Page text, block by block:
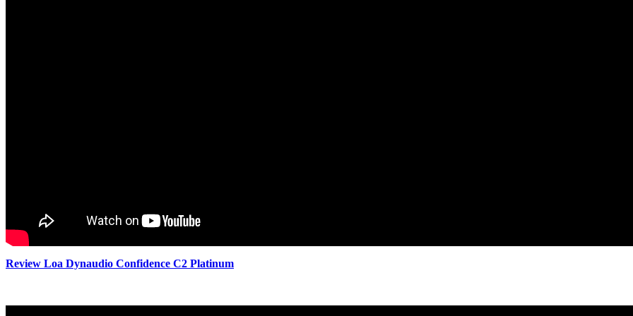
Review Loa Dynaudio Confidence C2 Platinum